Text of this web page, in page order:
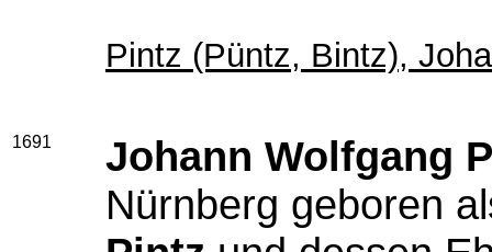
Pintz (Püntz, Bintz),
1691
Johann Wolfgang
Nürnberg geboren